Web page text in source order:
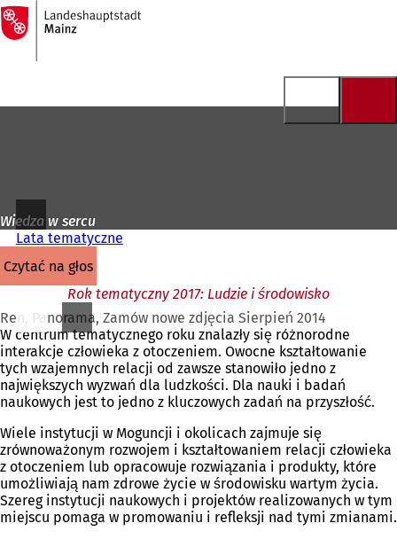
Przejdź do treści
Do
strony
głównej
Wiedza w sercu
Lata tematyczne
czytać na głos
Rok tematyczny 2017: Ludzie i środowisko
Ren, Panorama, Zamów nowe zdjęcia Sierpień 2014
W centrum tematycznego roku znalazły się różnorodne
interakcje człowieka z otoczeniem. Owocne kształtowanie
tych wzajemnych relacji od zawsze stanowiło jedno z
największych wyzwań dla ludzkości. Dla nauki i badań
naukowych jest to jedno z kluczowych zadań na przyszłość.
Wiele instytucji w Moguncji i okolicach zajmuje się
zrównoważonym rozwojem i kształtowaniem relacji człowieka
z otoczeniem lub opracowuje rozwiązania i produkty, które
umożliwiają nam zdrowe życie w środowisku wartym życia.
Szereg instytucji naukowych i projektów realizowanych w tym
miejscu pomaga w promowaniu i refleksji nad tymi zmianami.